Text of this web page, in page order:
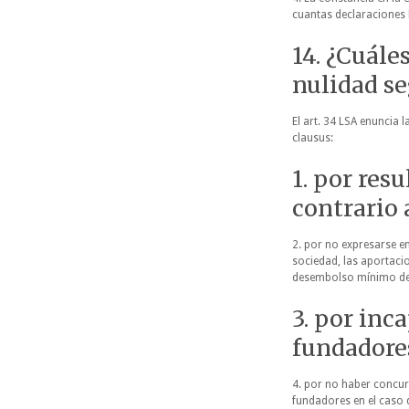
cuantas declaraciones
14.
nulidad
El art. 34 LSA
clausus:
1. por
contrario
2. por no expresarse
sociedad, las
desembolso mínimo
3. por
4. por no haber
fundadores en el caso